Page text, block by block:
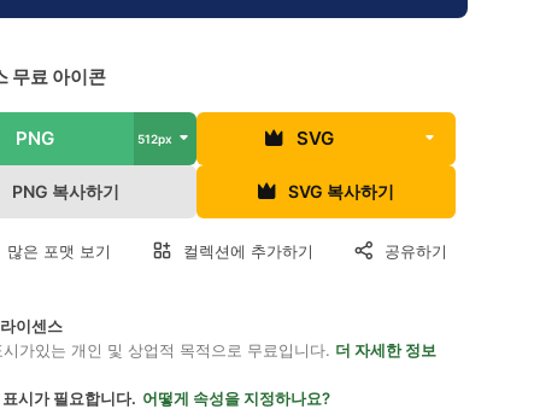
무료 아이콘
PNG 512px SVG
PNG 복사하기 SVG 복사하기
많은 포맷 보기 컬렉션에 추가하기 공유하기
이센스
가있는 개인 및 상업적 목적으로 무료입니다. 더 자세한 정보
시가 필요합니다. 어떻게 속성을 지정하나요?